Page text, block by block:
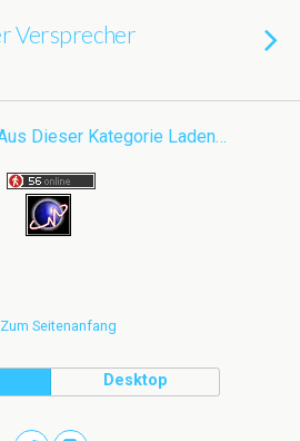
Versprecher
Dieser Kategorie Laden…
Zum Seitenanfang
Desktop